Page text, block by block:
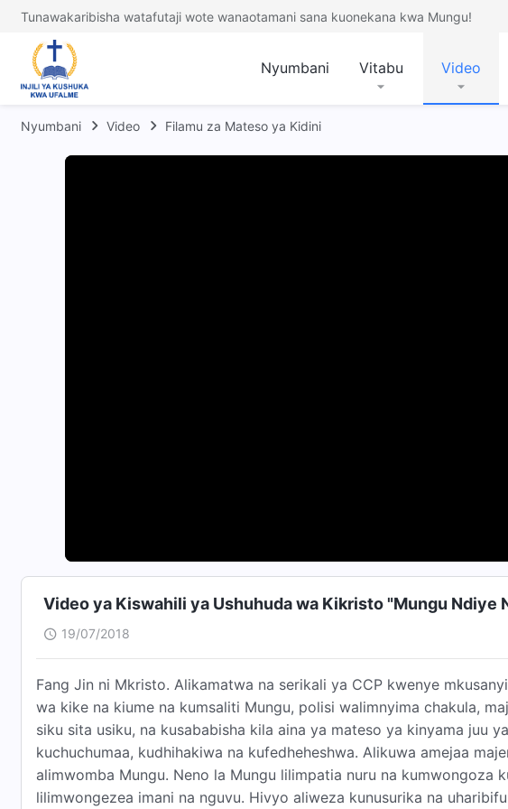
Tunawakaribisha watafutaji wote wanaotamani sana kuonekana kwa Mungu!
Nyumbani Vitabu Video
Nyumbani Video Filamu za Mateso ya Kidini
Video ya Kiswahili ya Ushuhuda wa Kikristo "Mungu Ndiye
19/07/2018
Fang Jin ni Mkristo. Alikamatwa na serikali ya CCP kwenye
wa kike na kiume na kumsaliti Mungu, polisi walimnyima chakula,
siku sita usiku, na kusababisha kila aina ya mateso ya kinyama juu
kuchuchumaa, kudhihakiwa na kufedheheshwa. Alikuwa amejaa
alimwomba Mungu. Neno la Mungu lilimpatia nuru na kumwongoza
lilimwongezea imani na nguvu. Hivyo aliweza kunusurika na